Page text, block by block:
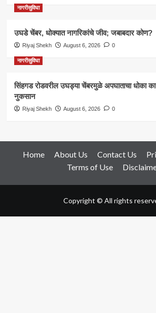
नागरीसुविधा
उघडे चेंबर, धोक्यात नागरिकांचे जीव; जबाबदार कोण?
Riyaj Shekh August 6, 2026 0
नागरीसुविधा
सिंहगड रोडवरील उघड्या चेंबरमुळे अपघाताचा धोका
नुकसान
Riyaj Shekh August 6, 2026 0
Home About Us Contact Us
Terms of Use